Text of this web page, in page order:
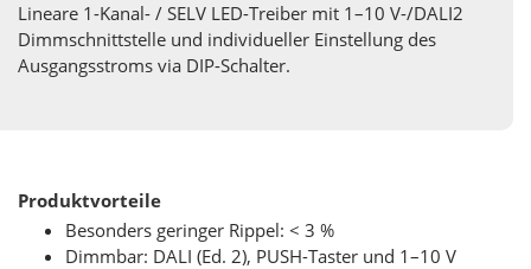
Lineare 1-Kanal- / SELV LED-Treiber mit 1–10 V-/DALI2
Dimmschnittstelle und individueller Einstellung des
Ausgangsstroms via DIP-Schalter.
Produktvorteile
Besonders geringer Rippel: < 3 %
Dimmbar: DALI (Ed. 2), PUSH-Taster und 1–10 V